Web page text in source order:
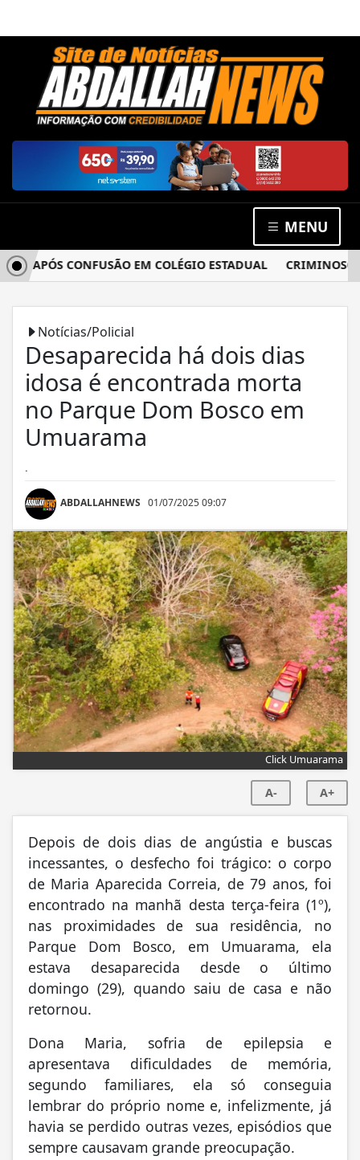
MENU
CONFUSÃO EM COLÉGIO ESTADUAL CRIMINOSOS
Notícias/Policial
Desaparecida há dois dias
idosa é encontrada morta
no Parque Dom Bosco em
Umuarama
.
ABDALLAHNEWS 01/07/2025 09:07
Click Umuarama
A- A+
Depois de dois dias de angústia e buscas
incessantes, o desfecho foi trágico: o corpo
de Maria Aparecida Correia, de 79 anos, foi
encontrado na manhã desta terça-feira (1º),
nas proximidades de sua residência, no
Parque Dom Bosco, em Umuarama, ela
estava desaparecida desde o último
domingo (29), quando saiu de casa e não
retornou.
Dona Maria, sofria de epilepsia e
apresentava dificuldades de memória,
segundo familiares, ela só conseguia
lembrar do próprio nome e, infelizmente, já
havia se perdido outras vezes, episódios que
sempre causavam grande preocupação.